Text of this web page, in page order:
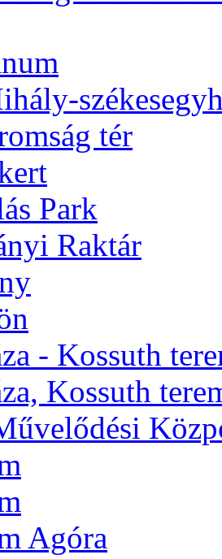
tér
Park
Raktár
- Kossuth
Kossuth
Agóra